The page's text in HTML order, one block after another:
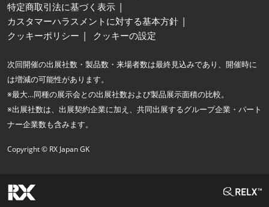
特定商取引法に基づく表示
カスタマーハラスメントに対する基本方針
クッキーポリシー
クッキーの設定
次回開催の出展社数・製品数・来場者数は最終見込みであり、開催時に
は増減の可能性があります。
※最大…同種の展示会との出展社数および製品展示面積の比較。
※出展社数は、出展契約企業に加え、共同出展するグループ企業・パート
ナー企業数も含みます。
Copyright © RX Japan GK